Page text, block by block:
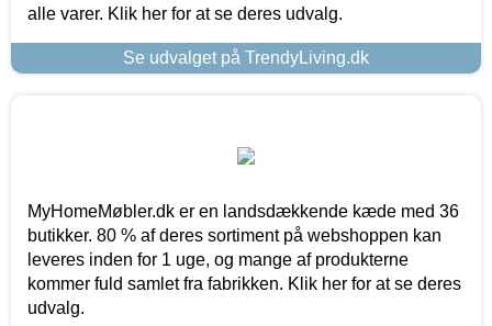
alle varer. Klik her for at se deres udvalg.
Se udvalget på TrendyLiving.dk
MyHomeMøbler.dk er en landsdækkende kæde med 36
butikker. 80 % af deres sortiment på webshoppen kan
leveres inden for 1 uge, og mange af produkterne
kommer fuld samlet fra fabrikken. Klik her for at se deres
udvalg.